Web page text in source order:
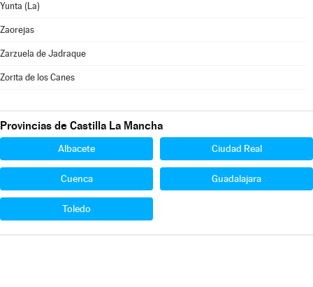
Yunta (La)
Zaorejas
Zarzuela de Jadraque
Zorita de los Canes
Provincias de Castilla La Mancha
Albacete Ciudad Real
Cuenca Guadalajara
Toledo